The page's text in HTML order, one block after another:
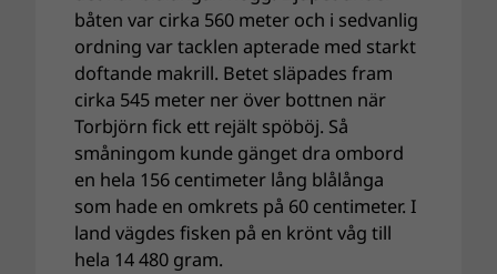
båten var cirka 560 meter och i sedvanlig
ordning var tacklen apterade med starkt
doftande makrill. Betet släpades fram
cirka 545 meter ner över bottnen när
Torbjörn fick ett rejält spöböj. Så
småningom kunde gänget dra ombord
en hela 156 centimeter lång blålånga
som hade en omkrets på 60 centimeter. I
land vägdes fisken på en krönt våg till
hela 14 480 gram.